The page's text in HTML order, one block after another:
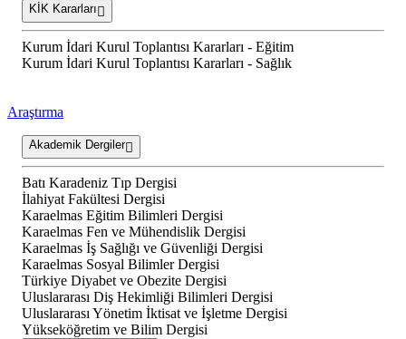
KİK Kararları
Kurum İdari Kurul Toplantısı Kararları - Eğitim
Kurum İdari Kurul Toplantısı Kararları - Sağlık
Araştırma
Akademik Dergiler
Batı Karadeniz Tıp Dergisi
İlahiyat Fakültesi Dergisi
Karaelmas Eğitim Bilimleri Dergisi
Karaelmas Fen ve Mühendislik Dergisi
Karaelmas İş Sağlığı ve Güvenliği Dergisi
Karaelmas Sosyal Bilimler Dergisi
Türkiye Diyabet ve Obezite Dergisi
Uluslararası Diş Hekimliği Bilimleri Dergisi
Uluslararası Yönetim İktisat ve İşletme Dergisi
Yükseköğretim ve Bilim Dergisi